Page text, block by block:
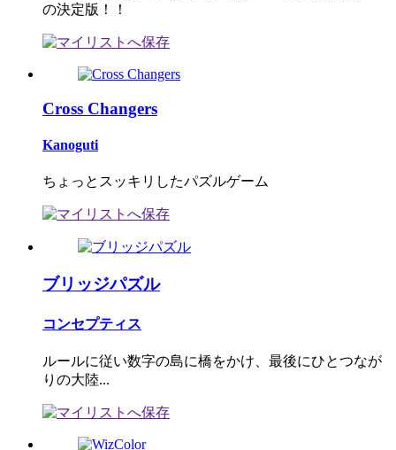
の決定版！！
Cross Changers
Kanoguti
ちょっとスッキリしたパズルゲーム
ブリッジパズル
コンセプティス
ルールに従い数字の島に橋をかけ、最後にひとつなが
りの大陸...